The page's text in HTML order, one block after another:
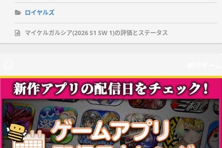
ロイヤルズ
マイケルガルシア(2026 S1 SW 1)の評価とステータス